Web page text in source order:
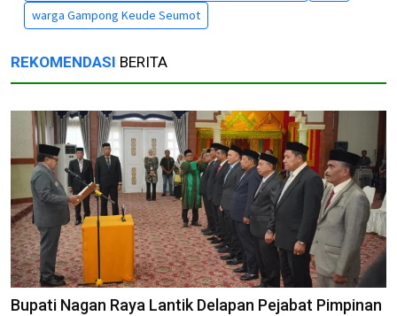
warga Gampong Keude Seumot
REKOMENDASI BERITA
Bupati Nagan Raya Lantik Delapan Pejabat Pimpinan